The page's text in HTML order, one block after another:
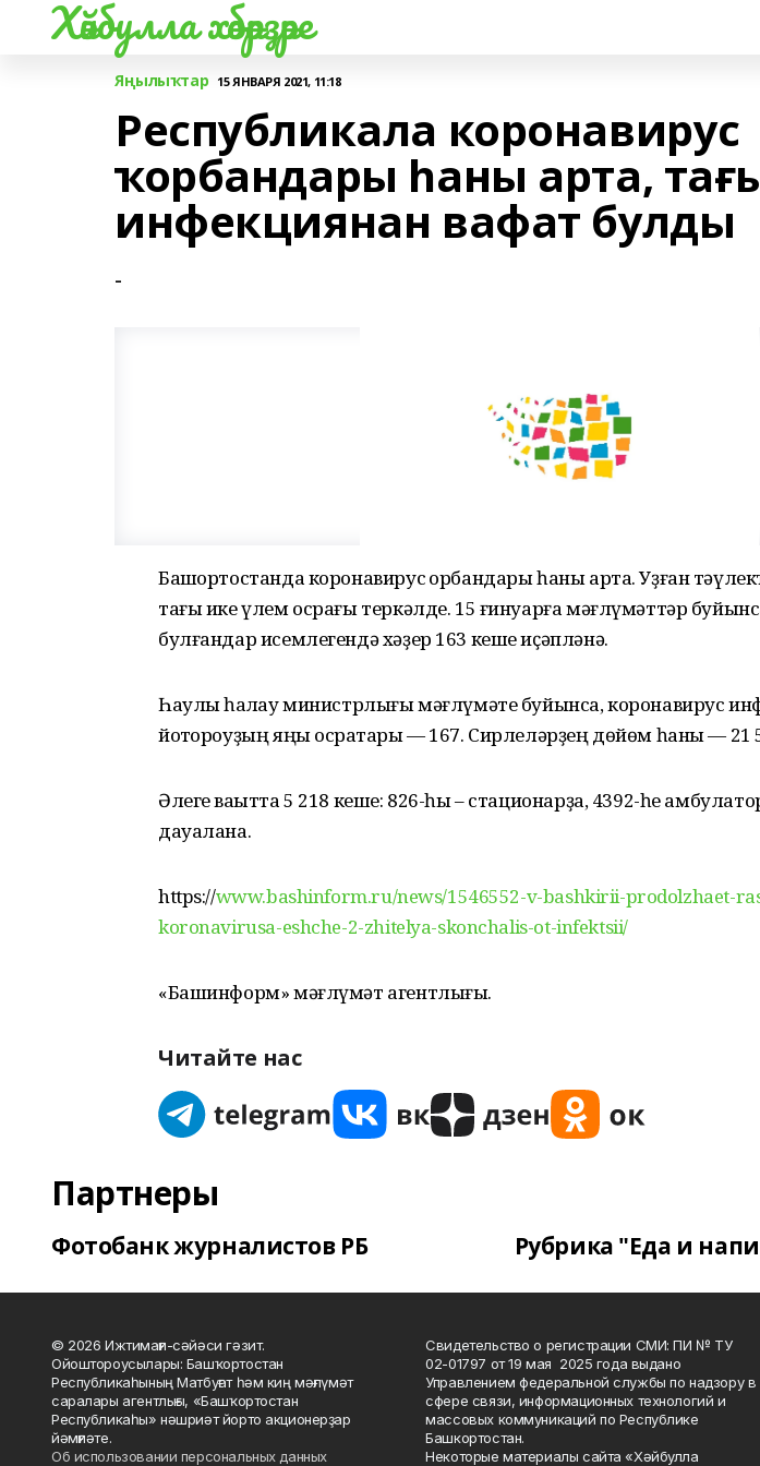
Хәйбулла хәбәрҙәре
Яңылыҡтар 15 ЯНВАРЯ 2021, 11:18
Республикала коронавирус
ҡорбандары һаны арта,
инфекциянан вафат булды
-
Башҡортостанда коронавирус ҡорбандары һаны арта. Уҙған
тағы ике үлем осрағы теркәлде. 15 ғинуарға мәғлүмәттәр
булғандар исемлегендә хәҙер 163 кеше иҫәпләнә.
Һаулыҡ һаҡлау министрлығы мәғлүмәте буйынса, коронавирус
йоҡтороуҙың яңы осраҡтары — 167. Сирлеләрҙең дөйөм һаны — 21
Әлеге ваҡытта 5 218 кеше: 826-һы – стационарҙа, 4392-һе
дауалана.
https://www.bashinform.ru/news/1546552-v-bashkirii-prodolzhaet-
koronavirusa-eshche-2-zhitelya-skonchalis-ot-infektsii/
«Башинформ» мәғлүмәт агентлығы.
Читайте нас
Партнеры
Фотобанк журналистов РБ Рубрика "Еда и
© 2026 Ижтимағи-сәйәси гәзит.
Ойоштороусылары: Башҡортостан
Республикаһының Матбуғат һәм киң мәғлүмәт
саралары агентлығы, «Башҡортостан
Республикаһы» нәшриәт йорто акционерҙар
йәмғиәте.
Об использовании персональных данных
Свидетельство о регистрации СМИ: ПИ № ТУ
02-01797 от 19 мая 2025 года выдано
Управлением федеральной службы по надзору в
сфере связи, информационных технологий и
массовых коммуникаций по Республике
Башкортостан.
Некоторые материалы сайта «Хәйбулла